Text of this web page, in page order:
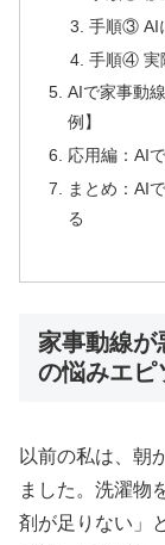
手順③ AI
手順④ 実
AIで家事動
例】
応用編：AI
まとめ：AI
る
家事動線が
の悩みエピ
以前の私は、朝
ました。洗濯物
剤が足りない」